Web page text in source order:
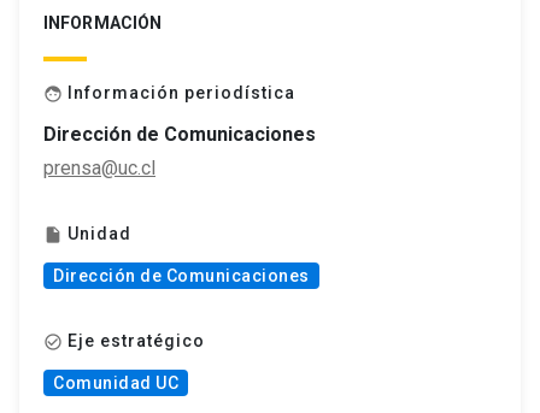
INFORMACIÓN
face Información periodística
Dirección de Comunicaciones
prensa@uc.cl
insert_drive_file Unidad
Dirección de Comunicaciones
check_circle_outline Eje estratégico
Comunidad UC